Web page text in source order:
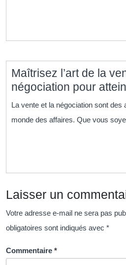
Maîtrisez l’art de la
négociation pour
La vente et la négociation sont
monde des affaires. Que vous
Laisser un
Votre adresse e-mail ne sera pas
obligatoires sont indiqués avec *
Commentaire *